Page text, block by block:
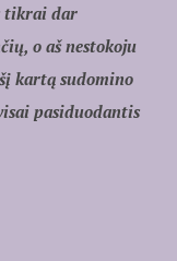
tikrai dar
o aš nestokoju
kartą sudomino
pasiduodantis